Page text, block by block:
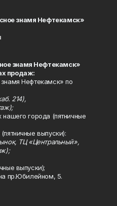
знамя Нефтекамск»
знамя Нефтекамск»
продаж:
Нефтекамск» по
214),
нашего города (пятничные
выпуски):
ТЦ «Центральный»,
выпуски);
пр.Юбилейном, 5.